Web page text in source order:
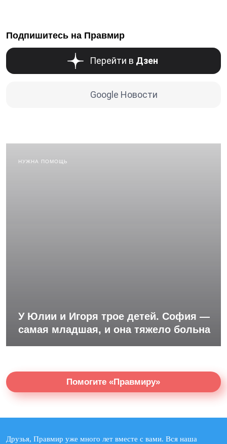
Подпишитесь на Правмир
Перейти в Дзен
Google Новости
НУЖНА ПОМОЩЬ
У Юлии и Игоря трое детей. София —
самая младшая, и она тяжело больна
Помогите «Правмиру»
Друзья, Правмир уже много лет вместе с вами. Вся наша